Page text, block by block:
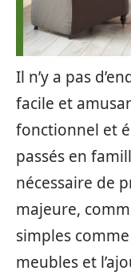
Il n’y a pas
facile et
fonctionnel et
passés en
nécessaire de
majeure,
simples
meubles et